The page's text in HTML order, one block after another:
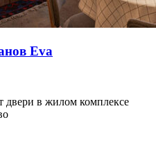
Eva
двери в жилом комплексе